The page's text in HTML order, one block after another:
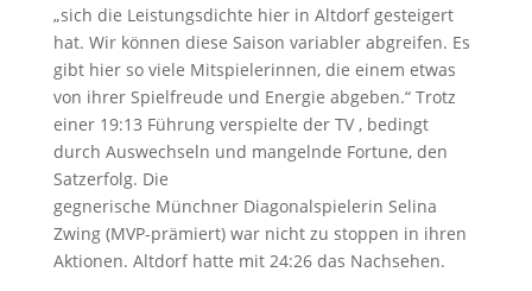
„sich die Leistungsdichte hier in Altdorf gesteigert
hat. Wir können diese Saison variabler abgreifen. Es
gibt hier so viele Mitspielerinnen, die einem etwas
von ihrer Spielfreude und Energie abgeben.“ Trotz
einer 19:13 Führung verspielte der TV , bedingt
durch Auswechseln und mangelnde Fortune, den
Satzerfolg. Die
gegnerische Münchner Diagonalspielerin Selina
Zwing (MVP-prämiert) war nicht zu stoppen in ihren
Aktionen. Altdorf hatte mit 24:26 das Nachsehen.